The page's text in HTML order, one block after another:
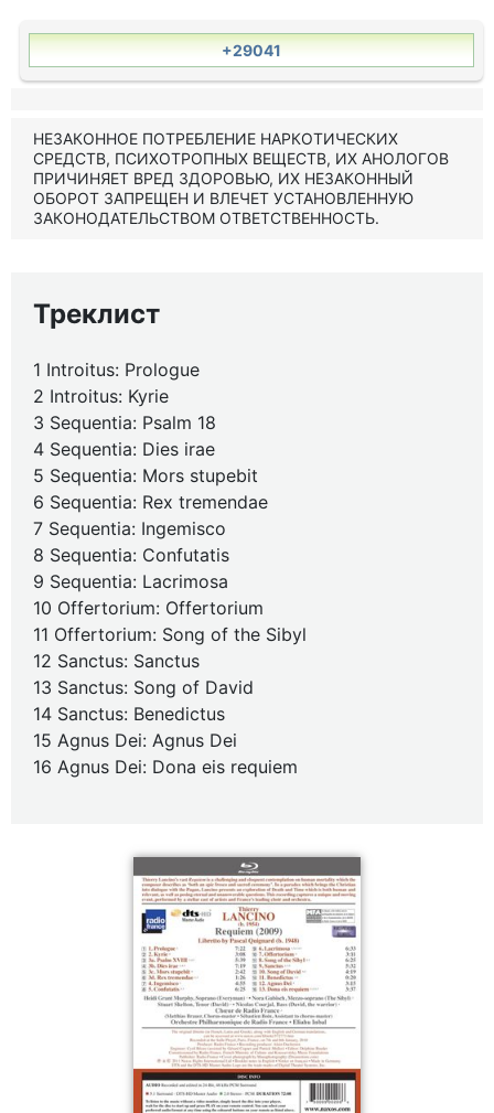
+29041
НЕЗАКОННОЕ ПОТРЕБЛЕНИЕ НАРКОТИЧЕСКИХ
СРЕДСТВ, ПСИХОТРОПНЫХ ВЕЩЕСТВ, ИХ АНОЛОГОВ
ПРИЧИНЯЕТ ВРЕД ЗДОРОВЬЮ, ИХ НЕЗАКОННЫЙ
ОБОРОТ ЗАПРЕЩЕН И ВЛЕЧЕТ УСТАНОВЛЕННУЮ
ЗАКОНОДАТЕЛЬСТВОМ ОТВЕТСТВЕННОСТЬ.
Треклист
1 Introitus: Prologue
2 Introitus: Kyrie
3 Sequentia: Psalm 18
4 Sequentia: Dies irae
5 Sequentia: Mors stupebit
6 Sequentia: Rex tremendae
7 Sequentia: Ingemisco
8 Sequentia: Confutatis
9 Sequentia: Lacrimosa
10 Offertorium: Offertorium
11 Offertorium: Song of the Sibyl
12 Sanctus: Sanctus
13 Sanctus: Song of David
14 Sanctus: Benedictus
15 Agnus Dei: Agnus Dei
16 Agnus Dei: Dona eis requiem